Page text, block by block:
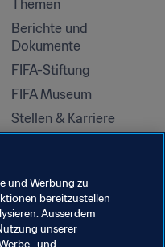
Themen
Berichte und
Dokumente
FIFA-Stiftung
FIFA Museum
Stellen & Karriere
und Werbung zu
bereitzustellen
Ausserdem
unserer
und